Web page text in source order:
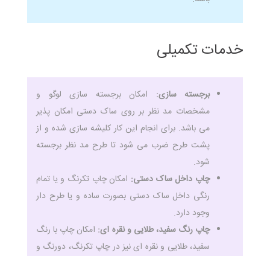
خدمات تکمیلی
برجسته سازی: امکان برجسته سازی لوگو و
مشخصات مد نظر بر روی ساک دستی امکان پذیر
می باشد. برای انجام این کار کلیشه سازی شده و از
پشت طرح ضرب می شود تا طرح مد نظر برجسته
شود.
چاپ داخل ساک دستی: امکان چاپ تکرنگ و یا تمام
رنگی داخل ساک دستی بصورت ساده و یا طرح دار
وجود دارد.
چاپ رنگ سفید، طلایی و نقره ای: امکان چاپ با رنگ
سفید، طلایی و نقره ای نیز در چاپ تکرنگ، دورنگ و